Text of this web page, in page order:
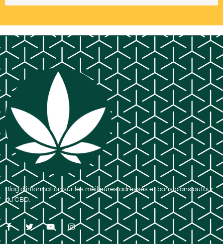
Blog d’information sur les meilleures adresses et bons plans autour
du CBD.